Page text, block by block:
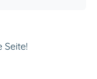
Seite!